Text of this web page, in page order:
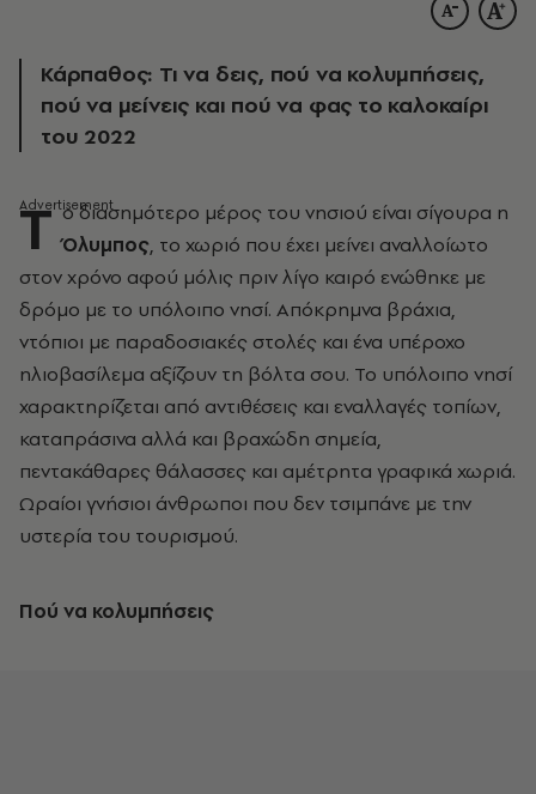
Κάρπαθος: Τι να δεις, πού να κολυμπήσεις,
πού να μείνεις και πού να φας το καλοκαίρι
του 2022
Τ ο διασημότερο μέρος του νησιού είναι σίγουρα η
Όλυμπος, το χωριό που έχει μείνει αναλλοίωτο
στον χρόνο αφού μόλις πριν λίγο καιρό ενώθηκε με
δρόμο με το υπόλοιπο νησί. Απόκρημνα βράχια,
ντόπιοι με παραδοσιακές στολές και ένα υπέροχο
ηλιοβασίλεμα αξίζουν τη βόλτα σου. Το υπόλοιπο νησί
χαρακτηρίζεται από αντιθέσεις και εναλλαγές τοπίων,
καταπράσινα αλλά και βραχώδη σημεία,
πεντακάθαρες θάλασσες και αμέτρητα γραφικά χωριά.
Ωραίοι γνήσιοι άνθρωποι που δεν τσιμπάνε με την
υστερία του τουρισμού.
Πού να κολυμπήσεις